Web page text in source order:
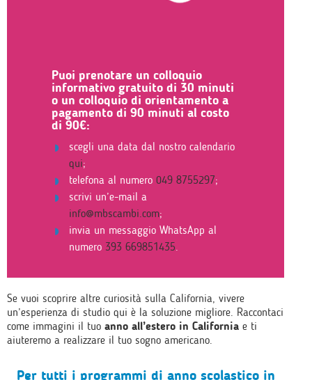
Puoi prenotare un colloquio
informativo gratuito di 30 minuti
o un colloquio di orientamento a
pagamento di 90 minuti al costo
di 90€:
scegli una data dal nostro calendario
qui;
telefona al numero 049 8755297;
scrivi un’e-mail a
info@mbscambi.com;
invia un messaggio WhatsApp al
numero 393 669851435
Se vuoi scoprire altre curiosità sulla California, vivere
un’esperienza di studio qui è la soluzione migliore. Raccontaci
come immagini il tuo anno all’estero in California e ti
aiuteremo a realizzare il tuo sogno americano.
Per tutti i programmi di anno scolastico in